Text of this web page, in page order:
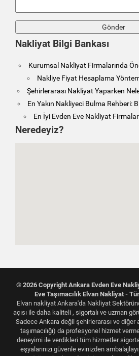
Nakliyat Bilgi Bankası
Kurumsal Nakliyat Firmalarında
Nakliye Fiyat Hesaplama
Şehirlerarası Nakliyat Yaparken
En Yakın Nakliyeci Bulma Rehberi:
En İyi Evden Eve Nakliyat
Neredeyiz?
© 2026 Copyright Ankara Evden Eve
Eve Taşımacılık Elvan Nakliyat -
Elvan nakliyat Ankara'da Nakliyat
açısı ile daha kaliteli , sigortalı ve uzman
Sadece Ankara değil şehirlerarası ve
taşımacılığı) da profesyonel hizmet
deneyimi ile verdikleri tüm hizmetler
eşyalarınızı güvenle evinizden